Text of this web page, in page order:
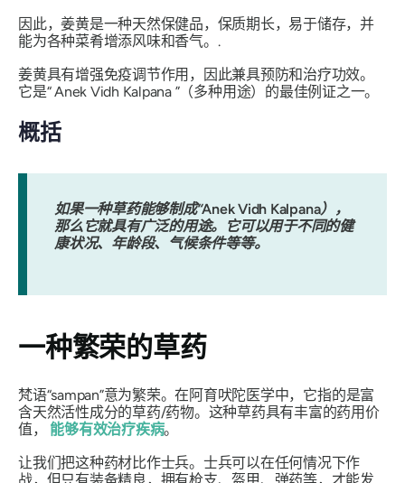
因此，姜黄是一种天然保健品，保质期长，易于储存，并
能为各种菜肴增添风味和香气。.
姜黄具有增强免疫调节作用，因此兼具预防和治疗功效。
它是“Anek Vidh Kalpana”（多种用途）的最佳例证之一。
概括
如果一种草药能够制成“Anek Vidh Kalpana），
那么它就具有广泛的用途。它可以用于不同的健
康状况、年龄段、气候条件等等。
一种繁荣的草药
梵语“sampan”意为繁荣。在阿育吠陀医学中，它指的是富
含天然活性成分的草药/药物。这种草药具有丰富的药用价
值， 能够有效治疗疾病。
让我们把这种药材比作士兵。士兵可以在任何情况下作